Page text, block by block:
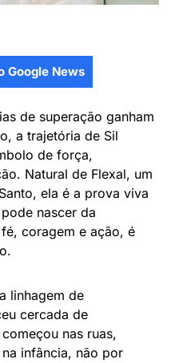
Google News
de superação ganham
a trajetória de Sil
de força,
Natural de Flexal, um
ela é a prova viva
nascer da
coragem e ação, é
linhagem de
cercada de
nas ruas,
infância, não por